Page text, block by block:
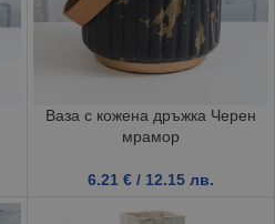
Ваза с кожена дръжка Черен
мрамор
6.21 € / 12.15 лв.